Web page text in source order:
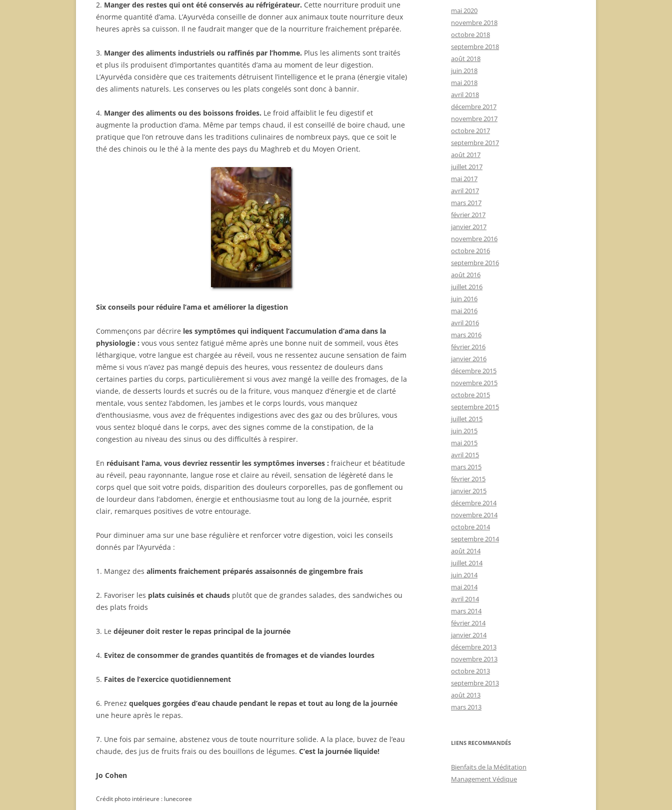
2. Manger des restes qui ont été conservés au réfrigérateur. Cette nourriture produit une
énorme quantité d’ama. L’Ayurvéda conseille de donner aux animaux toute nourriture deux
heures après sa cuisson. Il ne faudrait manger que de la nourriture fraichement préparée.
3. Manger des aliments industriels ou raffinés par l’homme. Plus les aliments sont traités
et plus ils produisent d’importantes quantités d’ama au moment de leur digestion.
L’Ayurvéda considère que ces traitements détruisent l’intelligence et le prana (énergie vitale)
des aliments naturels. Les conserves ou les plats congelés sont donc à bannir.
4. Manger des aliments ou des boissons froides. Le froid affaiblit le feu digestif et
augmente la production d’ama. Même par temps chaud, il est conseillé de boire chaud, une
pratique que l’on retrouve dans les traditions culinaires de nombreux pays, que ce soit le
thé des chinois ou le thé à la mente des pays du Maghreb et du Moyen Orient.
Six conseils pour réduire l’ama et améliorer la digestion
Commençons par décrire les symptômes qui indiquent l’accumulation d’ama dans la
physiologie : vous vous sentez fatigué même après une bonne nuit de sommeil, vous êtes
léthargique, votre langue est chargée au réveil, vous ne ressentez aucune sensation de faim
même si vous n’avez pas mangé depuis des heures, vous ressentez de douleurs dans
certaines parties du corps, particulièrement si vous avez mangé la veille des fromages, de la
viande, de desserts lourds et sucrés ou de la friture, vous manquez d’énergie et de clarté
mentale, vous sentez l’abdomen, les jambes et le corps lourds, vous manquez
d’enthousiasme, vous avez de fréquentes indigestions avec des gaz ou des brûlures, vous
vous sentez bloqué dans le corps, avec des signes comme de la constipation, de la
congestion au niveau des sinus ou des difficultés à respirer.
En réduisant l’ama, vous devriez ressentir les symptômes inverses : fraicheur et béatitude
au réveil, peau rayonnante, langue rose et claire au réveil, sensation de légèreté dans le
corps quel que soit votre poids, disparition des douleurs corporelles, pas de gonflement ou
de lourdeur dans l’abdomen, énergie et enthousiasme tout au long de la journée, esprit
clair, remarques positives de votre entourage.
Pour diminuer ama sur une base régulière et renforcer votre digestion, voici les conseils
donnés par l’Ayurvéda :
1. Mangez des aliments fraichement préparés assaisonnés de gingembre frais
2. Favoriser les plats cuisinés et chauds plutôt que de grandes salades, des sandwiches ou
des plats froids
3. Le déjeuner doit rester le repas principal de la journée
4. Evitez de consommer de grandes quantités de fromages et de viandes lourdes
5. Faites de l’exercice quotidiennement
6. Prenez quelques gorgées d’eau chaude pendant le repas et tout au long de la journée
une heure après le repas.
7. Une fois par semaine, abstenez vous de toute nourriture solide. A la place, buvez de l’eau
chaude, des jus de fruits frais ou des bouillons de légumes. C’est la journée liquide!
Jo Cohen
Crédit photo intérieure : lunecoree
mai 2020
novembre 2018
octobre 2018
septembre 2018
août 2018
juin 2018
mai 2018
avril 2018
décembre 2017
novembre 2017
octobre 2017
septembre 2017
août 2017
juillet 2017
mai 2017
avril 2017
mars 2017
février 2017
janvier 2017
novembre 2016
octobre 2016
septembre 2016
août 2016
juillet 2016
juin 2016
mai 2016
avril 2016
mars 2016
février 2016
janvier 2016
décembre 2015
novembre 2015
octobre 2015
septembre 2015
juillet 2015
juin 2015
mai 2015
avril 2015
mars 2015
février 2015
janvier 2015
décembre 2014
novembre 2014
octobre 2014
septembre 2014
août 2014
juillet 2014
juin 2014
mai 2014
avril 2014
mars 2014
février 2014
janvier 2014
décembre 2013
novembre 2013
octobre 2013
septembre 2013
août 2013
mars 2013
LIENS RECOMMANDÉS
Bienfaits de la Méditation
Management Védique